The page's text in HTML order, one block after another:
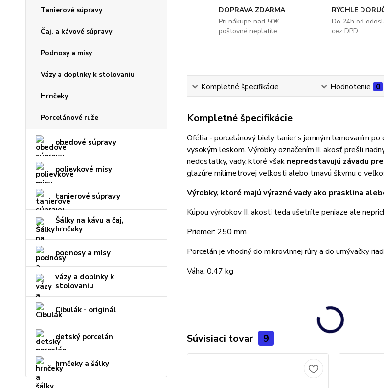
Tanierové súpravy
Čaj. a kávové súpravy
Podnosy a misy
Vázy a doplnky k stolovaniu
Hrnčeky
Porcelánové ruže
obedové súpravy
polievkové misy
tanierové súpravy
Šálky na kávu a čaj,
hrnčeky
podnosy a misy
vázy a doplnky k
stolovaniu
Cibulák - originál
detský porcelán
hrnčeky a šálky
DOPRAVA ZDARMA
Pri nákupe nad 50€
poštovné neplatíte.
RÝCHLE
Do 24h od
cez DPD
Kompletné špecifikácie Hodnotenie 0
Kompletné špecifikácie
Ofélia - porcelánový biely tanier s jemným lemovaním po
vysokým leskom. Výrobky označením II. akosť prešli
nedostatky, vady, ktoré však nepredstavujú závadu
glazúre milimetrovej veľkosti alebo tmavú škvrnu o
Výrobky, ktoré majú výrazné vady ako prasklina
Kúpou výrobkov II. akosti teda ušetríte peniaze ale
Priemer: 250 mm
Porcelán je vhodný do mikrovlnnej rúry a do umývačky
Váha: 0,47 kg
Súvisiaci tovar 9